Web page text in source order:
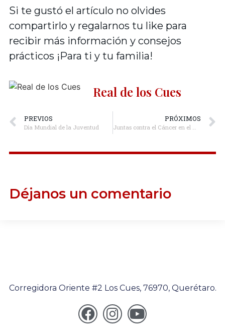
Si te gustó el artículo no olvides
compartirlo y regalarnos tu like para
recibir más información y consejos
prácticos ¡Para ti y tu familia!
Real de los Cues
PREVIOS
Día Mundial de la Juventud
PRÓXIMOS
Juntas contra el Cáncer en el Mes Rosa.
Déjanos un comentario
Corregidora Oriente #2 Los Cues, 76970, Querétaro.